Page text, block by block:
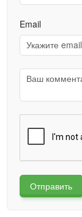
Email
Отправить